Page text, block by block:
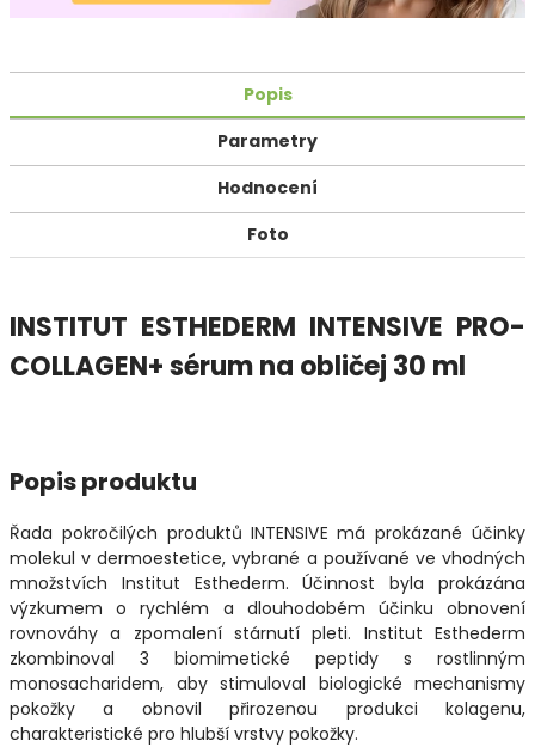
Popis
Parametry
Hodnocení
Foto
INSTITUT ESTHEDERM INTENSIVE PRO-
COLLAGEN+ sérum na obličej 30 ml
Popis produktu
Řada pokročilých produktů INTENSIVE má prokázané účinky
molekul v dermoestetice, vybrané a používané ve vhodných
množstvích Institut Esthederm. Účinnost byla prokázána
výzkumem o rychlém a dlouhodobém účinku obnovení
rovnováhy a zpomalení stárnutí pleti. Institut Esthederm
zkombinoval 3 biomimetické peptidy s rostlinným
monosacharidem, aby stimuloval biologické mechanismy
pokožky a obnovil přirozenou produkci kolagenu,
charakteristické pro hlubší vrstvy pokožky.